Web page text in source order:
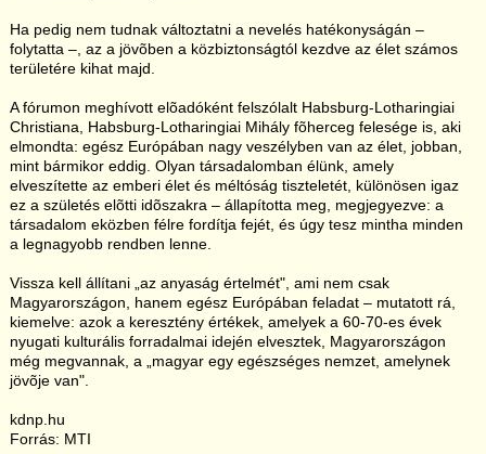
Ha pedig nem tudnak változtatni a nevelés hatékonyságán –
folytatta –, az a jövõben a közbiztonságtól kezdve az élet számos
területére kihat majd.
A fórumon meghívott elõadóként felszólalt Habsburg-Lotharingiai
Christiana, Habsburg-Lotharingiai Mihály fõherceg felesége is, aki
elmondta: egész Európában nagy veszélyben van az élet, jobban,
mint bármikor eddig. Olyan társadalomban élünk, amely
elveszítette az emberi élet és méltóság tiszteletét, különösen igaz
ez a születés elõtti idõszakra – állapította meg, megjegyezve: a
társadalom eközben félre fordítja fejét, és úgy tesz mintha minden
a legnagyobb rendben lenne.
Vissza kell állítani „az anyaság értelmét", ami nem csak
Magyarországon, hanem egész Európában feladat – mutatott rá,
kiemelve: azok a keresztény értékek, amelyek a 60-70-es évek
nyugati kulturális forradalmai idején elvesztek, Magyarországon
még megvannak, a „magyar egy egészséges nemzet, amelynek
jövõje van".
kdnp.hu
Forrás: MTI